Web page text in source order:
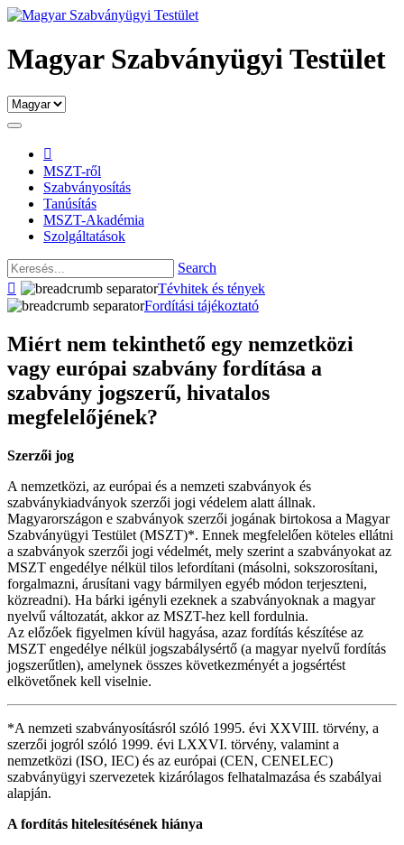
Magyar Szabványügyi Testület

MSZT-ről
Szabványosítás
Tanúsítás
MSZT-Akadémia
Szolgáltatások
Search

Tévhitek és tények
Fordítási tájékoztató
Miért nem tekinthető egy nemzetközi
vagy európai szabvány fordítása a
szabvány jogszerű, hivatalos
megfelelőjének?
Szerzői jog
A nemzetközi, az európai és a nemzeti szabványok és
szabványkiadványok szerzői jogi védelem alatt állnak.
Magyarországon e szabványok szerzői jogának birtokosa a Magyar
Szabványügyi Testület (MSZT)*. Ennek megfelelően köteles ellátni
a szabványok szerzői jogi védelmét, mely szerint a szabványokat az
MSZT engedélye nélkül tilos lefordítani (másolni, sokszorosítani,
forgalmazni, árusítani vagy bármilyen egyéb módon terjeszteni,
közreadni). Ha bárki igényli ezeknek a szabványoknak a magyar
nyelvű változatát, akkor az MSZT-hez kell fordulnia.
Az előzőek figyelmen kívül hagyása, azaz fordítás készítése az
MSZT engedélye nélkül jogszabálysértő (a magyar nyelvű fordítás
jogszerűtlen), amelynek összes következményét a jogsértést
elkövetőnek kell viselnie.
*A nemzeti szabványosításról szóló 1995. évi XXVIII. törvény, a
szerzői jogról szóló 1999. évi LXXVI. törvény, valamint a
nemzetközi (ISO, IEC) és az európai (CEN, CENELEC)
szabványügyi szervezetek kizárólagos felhatalmazása és szabályai
alapján.
A fordítás hitelesítésének hiánya